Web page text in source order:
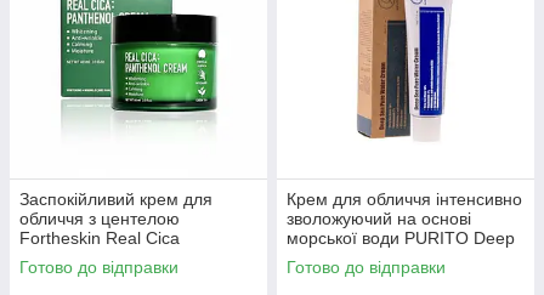
Заспокійливий крем для
обличчя з центелою
Fortheskin Real Cica
Panthenol Cream 60ml
Готово до відправки
Крем для обличчя інтенсивно
зволожуючий на основі
морської води PURITO Deep
Sea Pure Water Cream (#50g)
Готово до відправки